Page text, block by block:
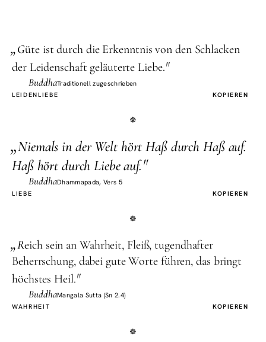
„Güte ist durch die Erkenntnis von den Schlacken
der Leidenschaft geläuterte Liebe."
BuddhaTraditionell zugeschrieben
LEIDENLIEBE KOPIEREN
„Niemals in der Welt hört Haß durch Haß auf.
Haß hört durch Liebe auf."
BuddhaDhammapada, Vers 5
LIEBE
KOPIEREN
„Reich sein an Wahrheit, Fleiß, tugendhafter
Beherrschung, dabei gute Worte führen, das bringt
höchstes Heil."
BuddhaMangala Sutta (Sn 2.4)
WAHRHEIT
KOPIEREN